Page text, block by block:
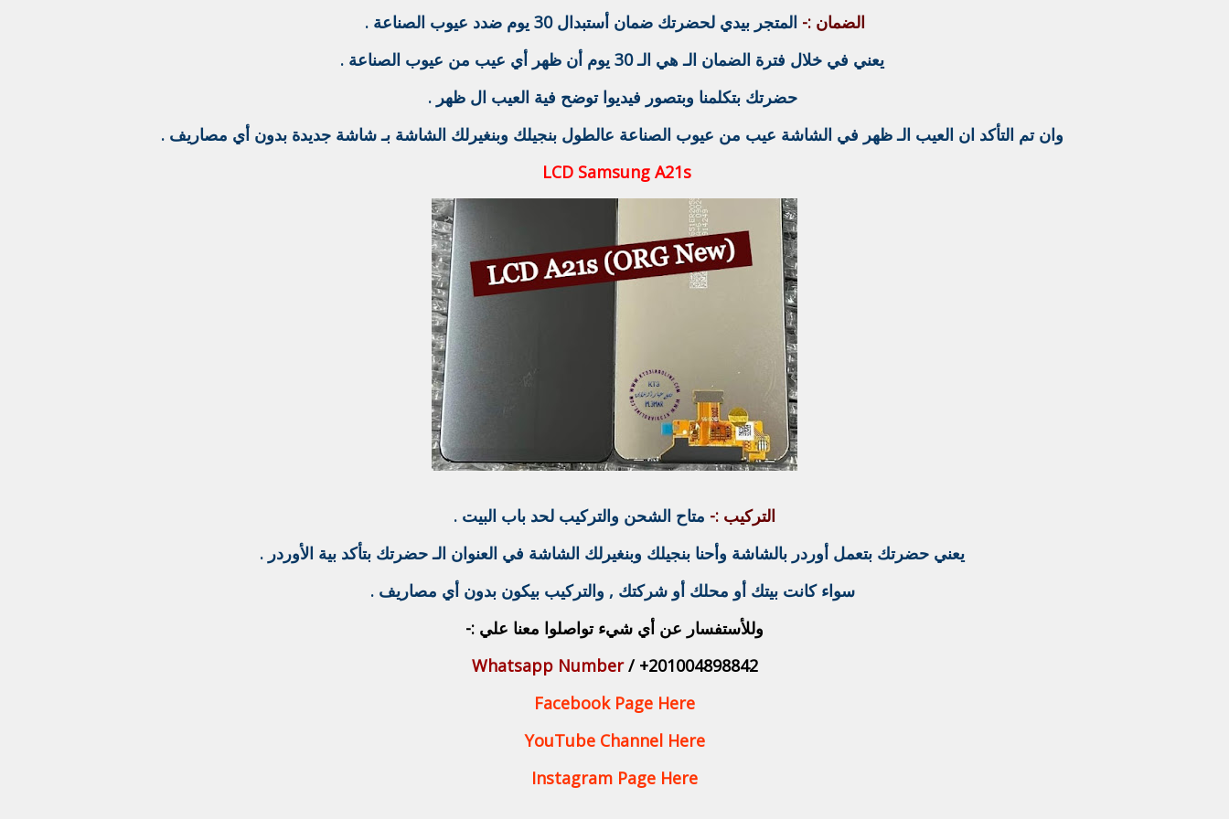
الضمان :- المتجر بيدي لحضرتك ضمان أستبدال 30 يوم ضدد عيوب الصناعة .
يعني في خلال فترة الضمان الـ هي الـ 30 يوم أن ظهر أي عيب من عيوب الصناعة .
حضرتك بتكلمنا وبتصور فيديوا توضح فية العيب ال ظهر .
وان تم التأكد ان العيب الـ ظهر في الشاشة عيب من عيوب الصناعة عالطول بنجيلك وبنغيرلك الشاشة بـ شاشة جديدة بدون أي مصاريف .
LCD Samsung A21s
التركيب :- متاح الشحن والتركيب لحد باب البيت .
يعني حضرتك بتعمل أوردر بالشاشة وأحنا بنجيلك وبنغيرلك الشاشة في العنوان الـ حضرتك بتأكد بية الأوردر .
سواء كانت بيتك أو محلك أو شركتك , والتركيب بيكون بدون أي مصاريف .
وللأستفسار عن أي شيء تواصلوا معنا علي :-
Whatsapp Number/ +201004898842
Facebook Page Here
YouTube Channel Here
Instagram Page Here